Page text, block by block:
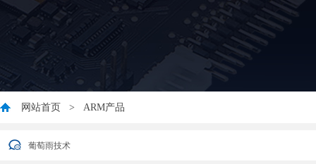
网站首页 > ARM产品
葡萄雨技术